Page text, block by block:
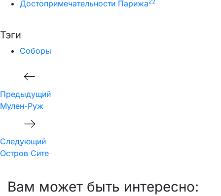
Достопримечательности Парижа
Тэги
Соборы
Навигация
по
записям
Предыдущий
Мулен-Руж
Следующий
Остров Сите
Вам может быть интересно: